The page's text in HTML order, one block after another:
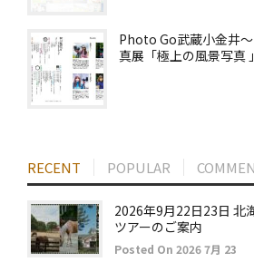
Photo Go武蔵小金井
真展「極上の風景写真
RECENT POPULAR
2026年9月22日23日 北
ツアーのご案内
Posted On 2026 7月 23